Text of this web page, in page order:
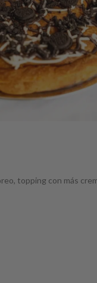
topping con más